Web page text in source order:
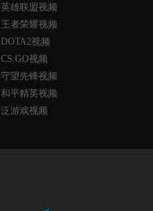
英雄联盟视频
王者荣耀视频
DOTA2视频
CS:GO视频
守望先锋视频
和平精英视频
泛游戏视频